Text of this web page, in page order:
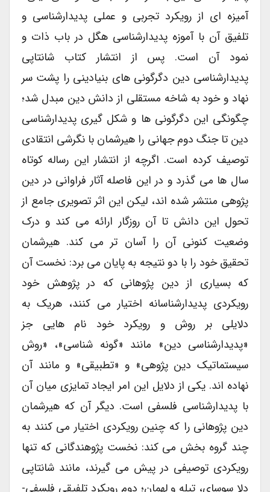
آمیزه ای از رویکرد تجربی و عملی پدیدارشناسی و
تلفیق آن با آموزه پدیدارشناسی هگل در باب ذات و
نمود آن است. پس از انتشار کتاب شانتاپی
پدیدارشناسی دین دگرگونی های بنیادینی را پشت سر
نهاد و خود به شاخه مستقلی از دانش دین مبدل شد؛
چگونگی این دگرگونی ها و شکل گیری پدیدارشناسی
دین تا جنگ دوم جهانی را هیرشمان با نگرشی انتقادی
توصیف کرده است. اگرچه از انتشار این رساله کوتاه
سال ها می گذرد و در این فاصله آثار فراوانی در دین
پژوهی منتشر شده اند، لیکن این اثر تصویری جامع از
تحول این دانش تا آن روزگار ارائه می کند و درک
وضعیت کنونی آن را آسان تر می کند. هیرشمان
تحقیق خود را با دو نتیجه به پایان می برد: نخست آن
که بسیاری از دین پژوهانی که در پژوهش خود
رویکردی پدیدارشناسانه اختیار می کنند، هریک به
دلایلی بر روش و رویکرد خود نام هایی جز
«پدیدارشناسی دین» مانند «گونه شناسی»، «روش
سیستماتیک دین پژوهی» و «تطبیقی» و مانند آن
نهاده اند. یکی از دلایل این امر ایجاد تمایزی میان آن
با پدیدارشناسی فلسفی است. دیگر آن که هیرشمان
دین پژوهانی را که چنین رویکردی اختیار می کنند به
چند گروه بخش می کند: نخست پژوهندگانی که تنها
رویکردی توصیفی در پیش می گیرند، مانند شانتاپی
دلا سوسای، تیله و لِهمان؛ دوم رویکرد تلفیقیِ فلسفی-